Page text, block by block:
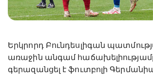
Երկրորդ Բունդեսլիգան
առաջին անգամ
գերազանցել է ֆուտբոլի